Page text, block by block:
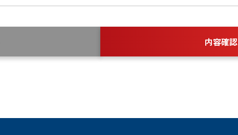
内容確認